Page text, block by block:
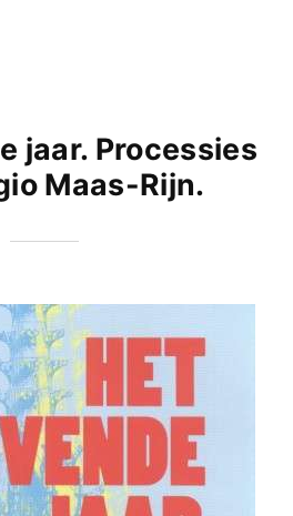
jaar. Processies
Maas-Rijn.